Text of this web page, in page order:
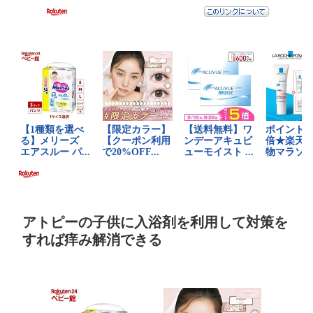
アトピーの子供に入浴剤を利用して対策を
すれば痒み解消できる